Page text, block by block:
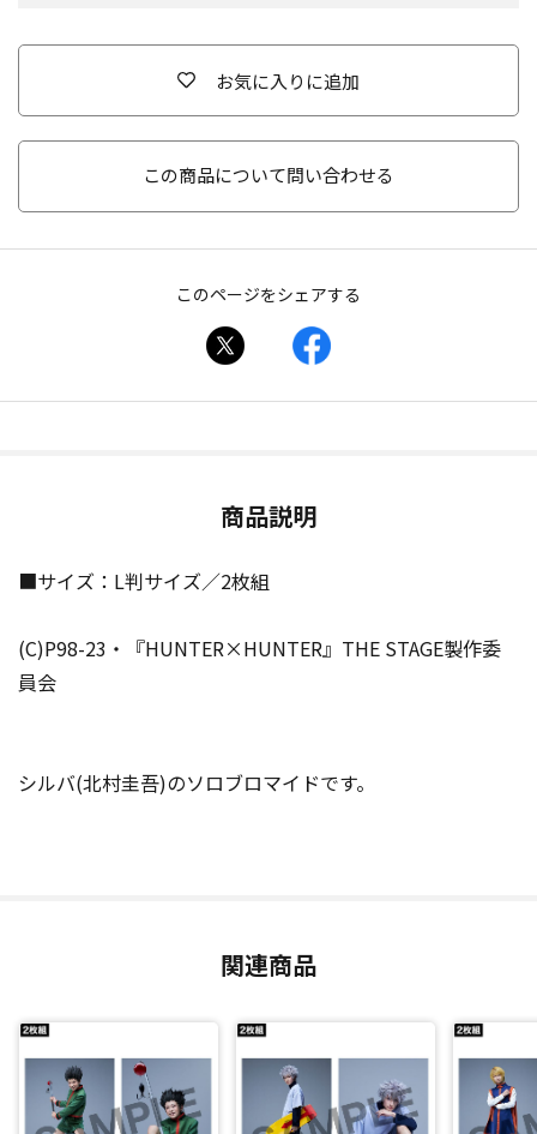
お気に入りに追加
この商品について問い合わせる
このページをシェアする
商品説明
■サイズ：L判サイズ／2枚組
(C)P98-23・『HUNTER×HUNTER』THE STAGE製作委
員会
シルバ(北村圭吾)のソロブロマイドです。
関連商品